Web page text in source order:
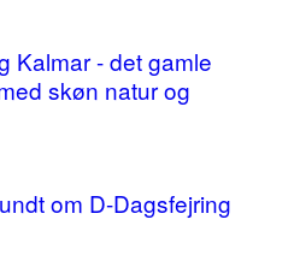
Kalmar - det gamle
skøn natur og
om D-Dagsfejring